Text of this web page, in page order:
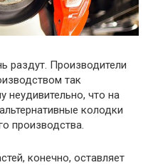
раздут. Производители
так
неудивительно, что на
колодки
производства.
конечно, оставляет